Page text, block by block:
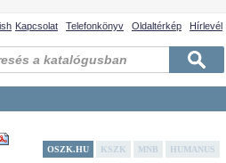
Kapcsolat Telefonkönyv Oldaltérkép Hírlevél
OSZK.HU KSZK MNB HUMANUS